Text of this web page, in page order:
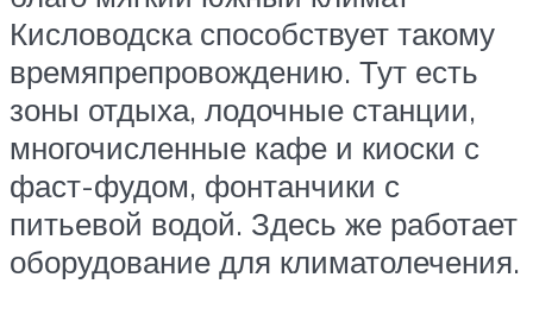
Кисловодска способствует такому
времяпрепровождению. Тут есть
зоны отдыха, лодочные станции,
многочисленные кафе и киоски с
фаст-фудом, фонтанчики с
питьевой водой. Здесь же работает
оборудование для климатолечения.